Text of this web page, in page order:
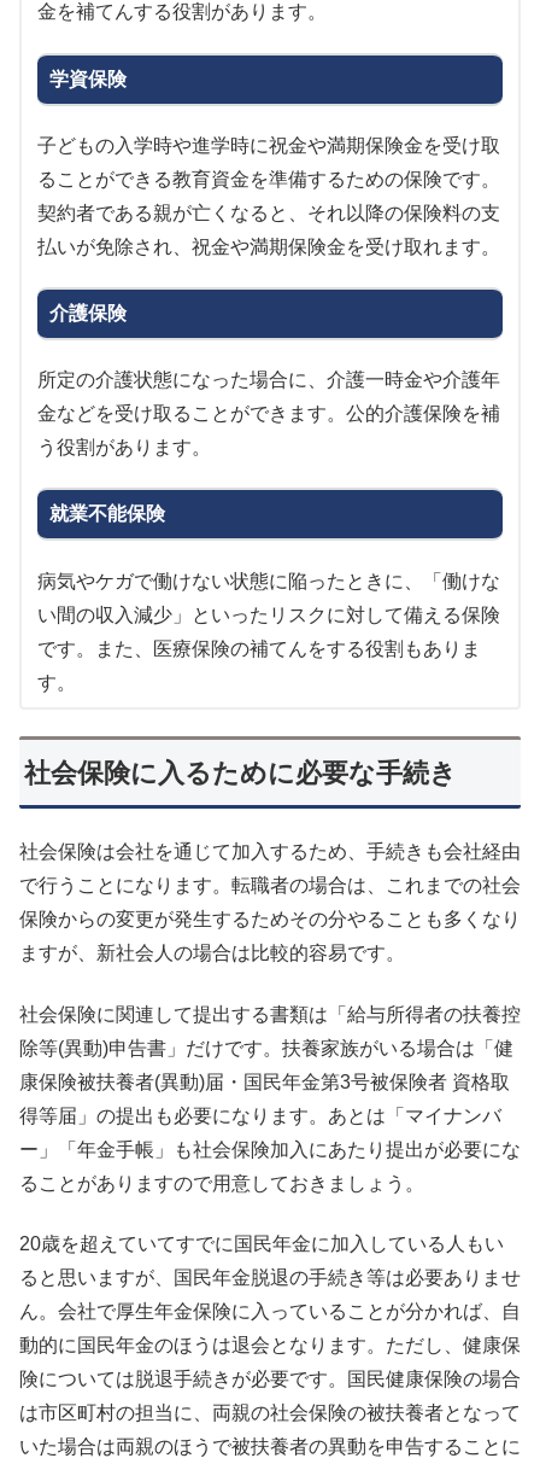
金を補てんする役割があります。
学資保険
子どもの入学時や進学時に祝金や満期保険金を受け取
ることができる教育資金を準備するための保険です。
契約者である親が亡くなると、それ以降の保険料の支
払いが免除され、祝金や満期保険金を受け取れます。
介護保険
所定の介護状態になった場合に、介護一時金や介護年
金などを受け取ることができます。公的介護保険を補
う役割があります。
就業不能保険
病気やケガで働けない状態に陥ったときに、「働けな
い間の収入減少」といったリスクに対して備える保険
です。また、医療保険の補てんをする役割もありま
す。
社会保険に入るために必要な手続き
社会保険は会社を通じて加入するため、手続きも会社経由
で行うことになります。転職者の場合は、これまでの社会
保険からの変更が発生するためその分やることも多くなり
ますが、新社会人の場合は比較的容易です。
社会保険に関連して提出する書類は「給与所得者の扶養控
除等(異動)申告書」だけです。扶養家族がいる場合は「健
康保険被扶養者(異動)届・国民年金第3号被保険者 資格取
得等届」の提出も必要になります。あとは「マイナンバ
ー」「年金手帳」も社会保険加入にあたり提出が必要にな
ることがありますので用意しておきましょう。
20歳を超えていてすでに国民年金に加入している人もい
ると思いますが、国民年金脱退の手続き等は必要ありませ
ん。会社で厚生年金保険に入っていることが分かれば、自
動的に国民年金のほうは退会となります。ただし、健康保
険については脱退手続きが必要です。国民健康保険の場合
は市区町村の担当に、両親の社会保険の被扶養者となって
いた場合は両親のほうで被扶養者の異動を申告することに